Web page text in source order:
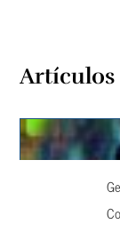
Artículos